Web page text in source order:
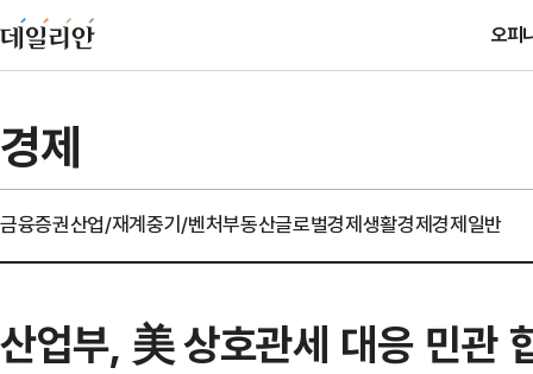
오피
경제
금융증권산업/재계중기/벤처부동산글로벌경제생활경제경제일반
산업부, 美 상호관세 대응 민관